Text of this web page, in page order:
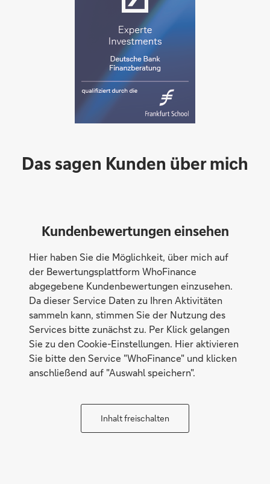
Das sagen Kunden über mich
Kundenbewertungen einsehen
Hier haben Sie die Möglichkeit, über mich auf
der Bewertungsplattform WhoFinance
abgegebene Kundenbewertungen einzusehen.
Da dieser Service Daten zu Ihren Aktivitäten
sammeln kann, stimmen Sie der Nutzung des
Services bitte zunächst zu. Per Klick gelangen
Sie zu den Cookie-Einstellungen. Hier aktivieren
Sie bitte den Service "WhoFinance" und klicken
anschließend auf "Auswahl speichern".
Inhalt freischalten